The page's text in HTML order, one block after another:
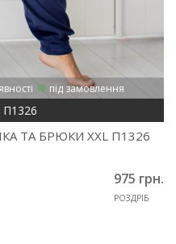
під замовлення
П1326
ТА БРЮКИ XXL П1326
975 грн.
РОЗДРІБ